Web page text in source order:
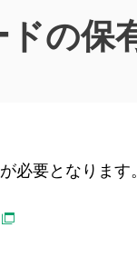
の保
必要となります。